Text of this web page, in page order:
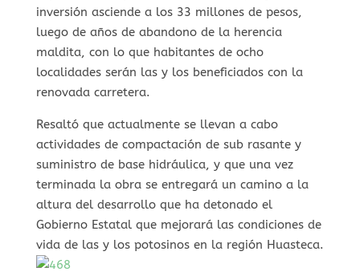
inversión asciende a los 33 millones de pesos,
luego de años de abandono de la herencia
maldita, con lo que habitantes de ocho
localidades serán las y los beneficiados con la
renovada carretera.
Resaltó que actualmente se llevan a cabo
actividades de compactación de sub rasante y
suministro de base hidráulica, y que una vez
terminada la obra se entregará un camino a la
altura del desarrollo que ha detonado el
Gobierno Estatal que mejorará las condiciones de
vida de las y los potosinos en la región Huasteca.